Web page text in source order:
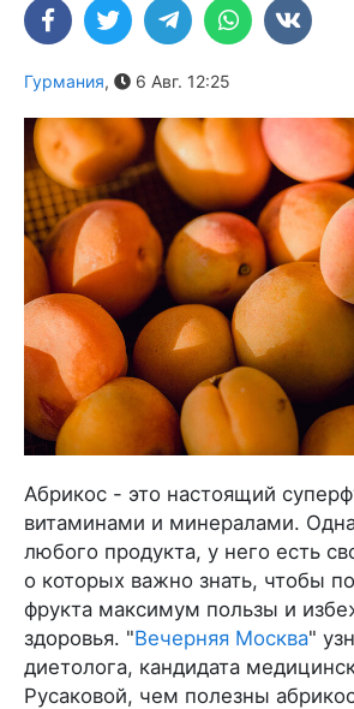
Гурмания, 6 Авг. 12:25
Абрикос - это настоящий
витаминами и минералами.
любого продукта, у него есть
о которых важно знать, чтобы
фрукта максимум пользы и
здоровья. "Вечерняя Москва"
диетолога, кандидата
Русаковой, чем полезны